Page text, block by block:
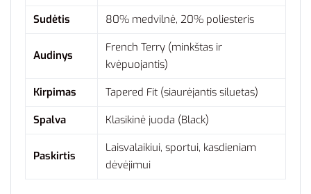
Sudėtis
80% medvilnė, 20% poliesteris
Audinys
French Terry (minkštas ir
kvėpuojantis)
Kirpimas
Tapered Fit (siaurėjantis siluetas)
Spalva
Klasikinė juoda (Black)
Paskirtis
Laisvalaikiui, sportui, kasdieniam
dėvėjimui